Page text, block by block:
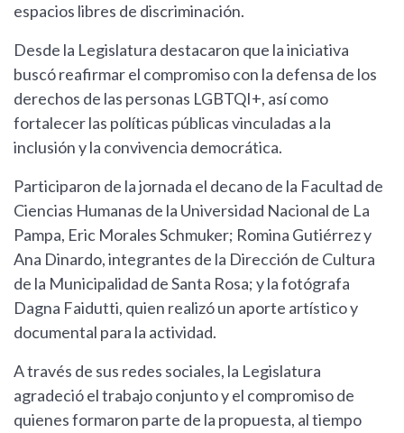
espacios libres de discriminación.
Desde la Legislatura destacaron que la iniciativa
buscó reafirmar el compromiso con la defensa de los
derechos de las personas LGBTQI+, así como
fortalecer las políticas públicas vinculadas a la
inclusión y la convivencia democrática.
Participaron de la jornada el decano de la Facultad de
Ciencias Humanas de la Universidad Nacional de La
Pampa, Eric Morales Schmuker; Romina Gutiérrez y
Ana Dinardo, integrantes de la Dirección de Cultura
de la Municipalidad de Santa Rosa; y la fotógrafa
Dagna Faidutti, quien realizó un aporte artístico y
documental para la actividad.
A través de sus redes sociales, la Legislatura
agradeció el trabajo conjunto y el compromiso de
quienes formaron parte de la propuesta, al tiempo